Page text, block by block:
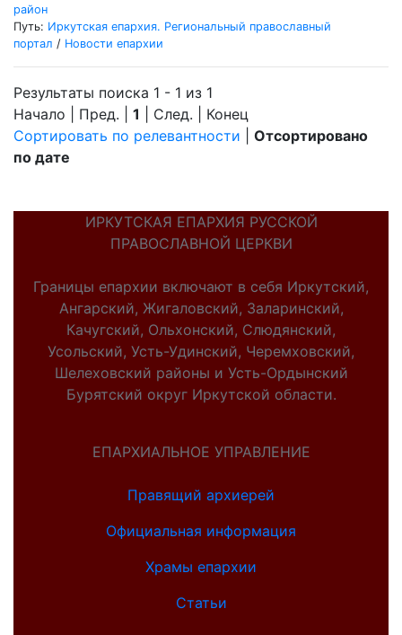
район
Путь: Иркутская епархия. Региональный православный
портал / Новости епархии
Результаты поиска 1 - 1 из 1
Начало | Пред. | 1 | След. | Конец
Сортировать по релевантности
Отсортировано
по дате
ИРКУТСКАЯ ЕПАРХИЯ РУССКОЙ
ПРАВОСЛАВНОЙ ЦЕРКВИ
Границы епархии включают в себя Иркутский,
Ангарский, Жигаловский, Заларинский,
Качугский, Ольхонский, Слюдянский,
Усольский, Усть-Удинский, Черемховский,
Шелеховский районы и Усть-Ордынский
Бурятский округ Иркутской области.
ЕПАРХИАЛЬНОЕ УПРАВЛЕНИЕ
Правящий архиерей
Официальная информация
Храмы епархии
Статьи